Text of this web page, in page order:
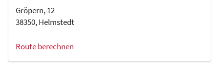
Gröpern, 12
38350, Helmstedt
Route berechnen